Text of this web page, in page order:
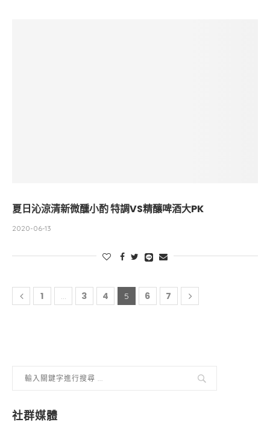
夏日沁涼清新微醺小酌 特調VS精釀啤酒大PK
2020-06-13
1 ... 3 4 5 6 7
社群媒體